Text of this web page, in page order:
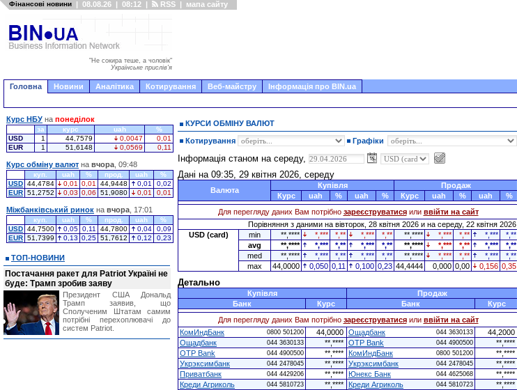
Фінансові новини | 08.08.26 | 08:12 | RSS | мапа сайту
"Не сокира теше, а чоловік"
Українське прислів'я
Головна Новини Аналітика Котирування Веб-майстру Інформація про BIN.ua
КУРСИ ОБМІНУ ВАЛЮТ
Котирування Графіки
Інформація станом на середу,
Дані на 09:35, 29 квітня 2026, середу
Валюта
Купівля
Продаж
Курс
uah % uah % Курс uah % uah
%
Для перегляду даних Вам потрібно зареєструватисяили ввійти на сайт
Порівняння з даними на вівторок, 28 квітня 2026 и на середу, 22 квітня 2026
USD (card)
min **,**** *,*** *,** *,*** *,** **,**** *,*** *,** *,***
*,**
avg
**,**** *,*** *,** *,*** *,** **,**** *,*** *,** *,***
*,**
med
**,**** *,*** *,** *,*** *,** **,**** *,*** *,** *,***
*,**
max
44,0000 0,050 0,11 0,100 0,23 44,4444 0,000 0,00 0,156 0,35
Детально
Купівля
Продаж
Банк
Курс Банк
Курс
Для перегляду даних Вам потрібно зареєструватисяили ввійти на сайт
КомИндБанк
0800 501200 44,0000 Ощадбанк 044 3630133
44,2000
Ощадбанк
044 3630133 **,**** OTP Bank 044 4900500
**,****
OTP Bank
044 4900500 **,**** КомИндБанк 0800 501200
**,****
Укрэксимбанк
044 2478045 **,**** Укрэксимбанк 044 2478045
**,****
Приватбанк
044 4429206 **,**** Юнекс Банк 044 4625068
**,****
Креди Агриколь
044 5810723 **,**** Креди Агриколь 044 5810723
**,****
Курс НБУ на понеділок
за курс uah
%
USD
1 44,7579 0,0047
0,01
EUR
1 51,6148 0,0569 0,11
Курс обміну валют на вчора , 09:48
куп. uah % прод. uah
%
USD 44,4784 0,01 0,01 44,9448 0,01
0,02
EUR 51,2752 0,03 0,06 51,9080 0,01 0,01
Міжбанківський ринок на вчора , 17:01
куп. uah % прод. uah
%
USD 44,7500 0,05 0,11 44,7800 0,04
0,09
EUR 51,7399 0,13 0,25 51,7612 0,12 0,23
ТОП-НОВИНИ
Постачання ракет для Patriot Україні не
буде: Трамп зробив заяву
Президент США Дональд
Трамп заявив, що
Сполученим Штатам самим
потрібні перехоплювачі до
систем Patriot.